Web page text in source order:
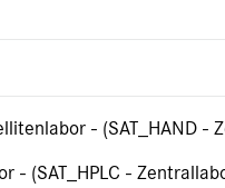
- (SAT_HAND -
- (SAT_HPLC -